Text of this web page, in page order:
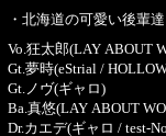
・北海道の可愛い後輩達
Vo.狂太郎(LAY ABOUT
Gt.夢時(eStrial /
Gt.ノヴ(ギャロ)
Ba.真悠(LAY ABOUT
Dr.カエデ(ギャロ / test-